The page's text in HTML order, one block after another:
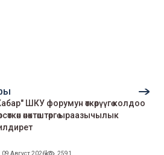
ШКУ форумун өткөрүүгө колдоо
өнөктөштөргө ыраазычылык
09 Август 2026 2591